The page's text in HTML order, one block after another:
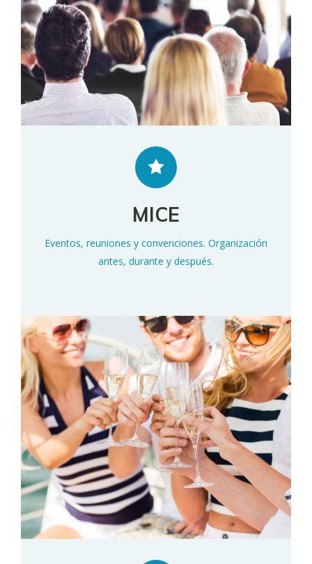
MICE
Eventos, reuniones y convenciones. Organización
antes, durante y después.